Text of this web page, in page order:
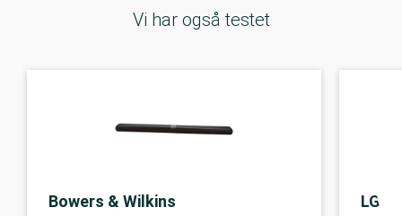
Vi har også testet
Bowers & Wilkins LG